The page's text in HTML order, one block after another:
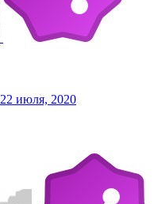
22 июля, 2020